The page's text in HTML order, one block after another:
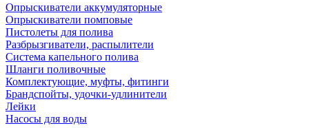
Опрыскиватели аккумуляторные
Опрыскиватели помповые
Пистолеты для полива
Разбрызгиватели, распылители
Система капельного полива
Шланги поливочные
Комплектующие, муфты, фитинги
Брандспойты, удочки-удлинители
Лейки
Насосы для воды